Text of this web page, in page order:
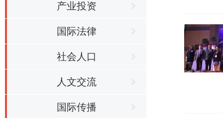
产业投资
国际法律
社会人口
人文交流
国际传播